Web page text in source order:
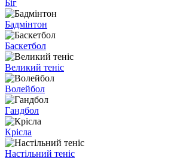
Біг
Бадмінтон
Баскетбол
Великий теніс
Волейбол
Гандбол
Крісла
Настільний теніс